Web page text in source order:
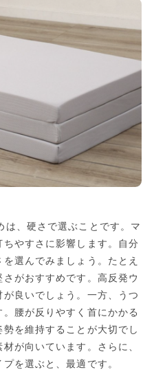
、硬さで選ぶことです。マ
やすさに影響します。自分
選んでみましょう。たとえ
がおすすめです。高反発ウ
良いでしょう。一方、うつ
腰が反りやすく首にかかる
を維持することが大切でし
が向いています。さらに、
を選ぶと、最適です。